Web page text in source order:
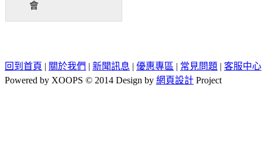
會
回到首頁 | 關於我們 | 新聞訊息 | 優惠專區 | 常見問題 | 客服中心
Powered by XOOPS © 2014 Design by 網頁設計 Project